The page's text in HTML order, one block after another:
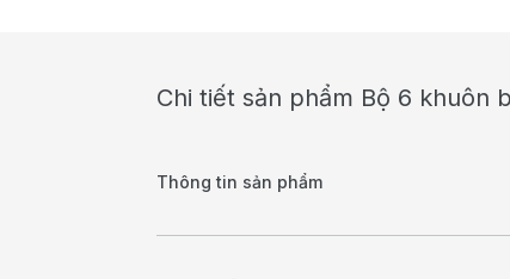
Chi tiết sản phẩm Bộ 6 khuôn
Thông tin sản phẩm